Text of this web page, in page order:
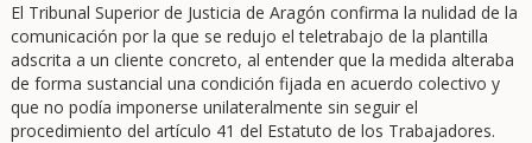
El Tribunal Superior de Justicia de Aragón confirma la nulidad de la
comunicación por la que se redujo el teletrabajo de la plantilla
adscrita a un cliente concreto, al entender que la medida alteraba
de forma sustancial una condición fijada en acuerdo colectivo y
que no podía imponerse unilateralmente sin seguir el
procedimiento del artículo 41 del Estatuto de los Trabajadores.